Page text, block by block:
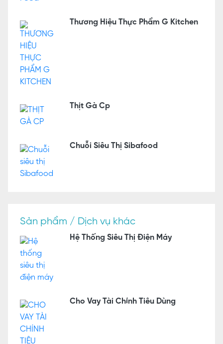
Thương Hiệu Thực Phẩm G Kitchen
Thịt Gà Cp
Chuỗi Siêu Thị Sibafood
Sản phẩm / Dịch vụ khác
Hệ Thống Siêu Thị Điện Máy
Cho Vay Tài Chính Tiêu Dùng